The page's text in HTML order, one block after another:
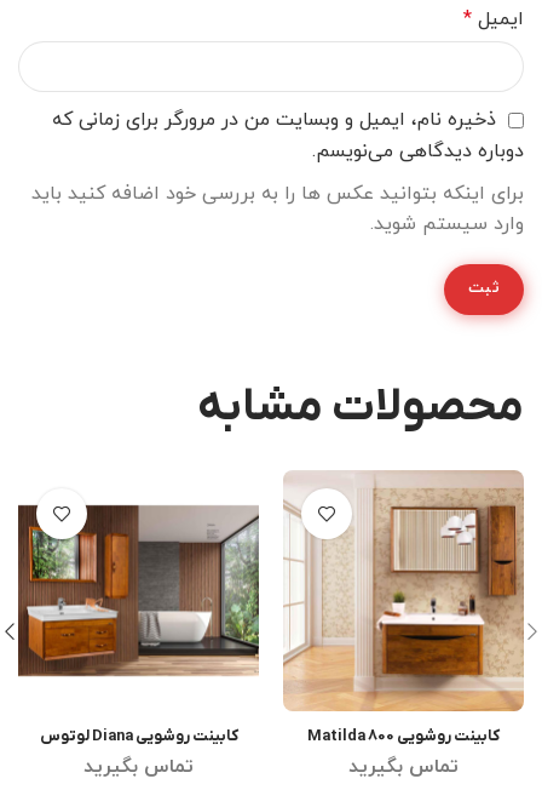
ایمیل *
ذخیره نام، ایمیل و وبسایت من در مرورگر برای زمانی که
دوباره دیدگاهی می‌نویسم.
برای اینکه بتوانید عکس ها را به بررسی خود اضافه کنید باید
وارد سیستم شوید.
محصولات مشابه
اطلاعات بیشترکابینت روشویی Matilda 800
لوتوس
تماس بگیرید
اطلاعات بیشتر
کابینت روشویی Diana لوتوس
تماس بگیرید